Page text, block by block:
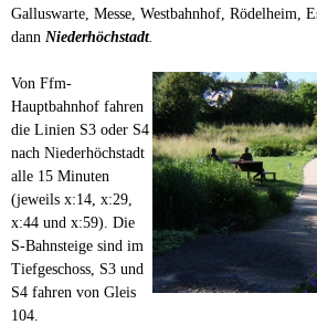
Galluswarte, Messe, Westbahnhof, Rödelheim,
dann Niederhöchstadt.
Von Ffm-
Hauptbahnhof fahren
die Linien S3 oder S4
nach Niederhöchstadt
alle 15 Minuten
(jeweils x:14, x:29,
x:44 und x:59). Die
S-Bahnsteige sind im
Tiefgeschoss, S3 und
S4 fahren von Gleis
104.